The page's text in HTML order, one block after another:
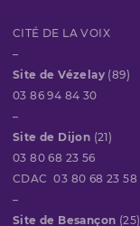
CITÉ DE LA VOIX
–
Site de Vézelay (89)
03 86 94 84 30
–
Site de Dijon (21)
03 80 68 23 56
CDAC 03 80 68 23 58
–
Site de Besançon (25)